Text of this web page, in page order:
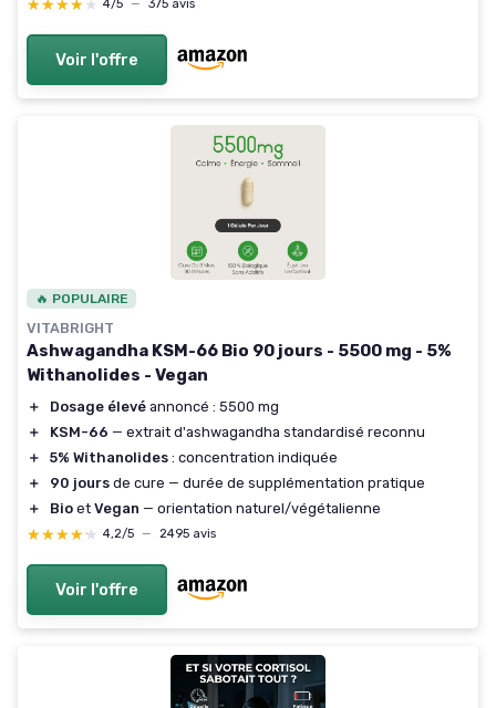
★★★★★
★★★★★ 4/5 — 375 avis
Voir l'offre
🔥 POPULAIRE
VITABRIGHT
Ashwagandha KSM-66 Bio 90 jours - 5500 mg - 5%
Withanolides - Vegan
＋ Dosage élevé annoncé : 5500 mg
＋
KSM-66 — extrait d'ashwagandha standardisé reconnu
＋
5% Withanolides : concentration indiquée
＋
90 jours de cure — durée de supplémentation pratique
＋
Bio et Vegan — orientation naturel/végétalienne
★★★★★
★★★★★ 4,2/5 — 2495 avis
Voir l'offre